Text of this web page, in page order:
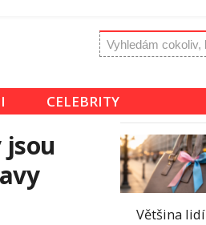
CELEBRITY
Většina